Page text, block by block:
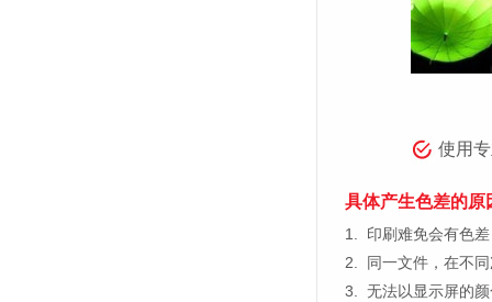
使用
具体产生色差的原
1.
印刷难免会有色
2.
同一文件，在不
3.
无法以显示屏的